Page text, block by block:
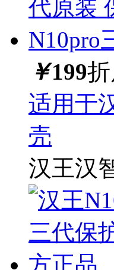
￥199
适用于
壳
汉王汉